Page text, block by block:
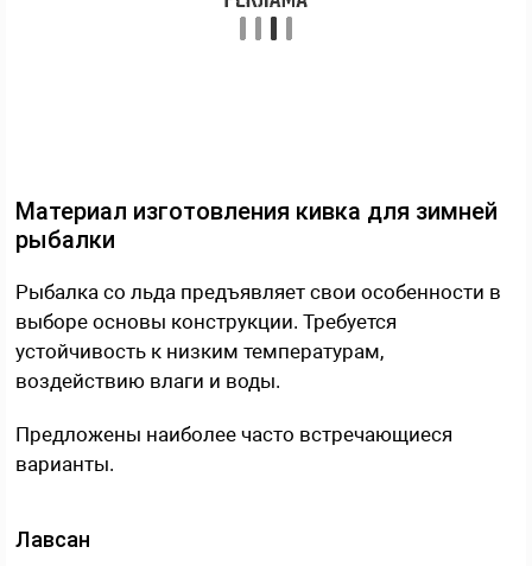
Материал изготовления кивка для зимней
рыбалки
Рыбалка со льда предъявляет свои особенности в
выборе основы конструкции. Требуется
устойчивость к низким температурам,
воздействию влаги и воды.
Предложены наиболее часто встречающиеся
варианты.
Лавсан